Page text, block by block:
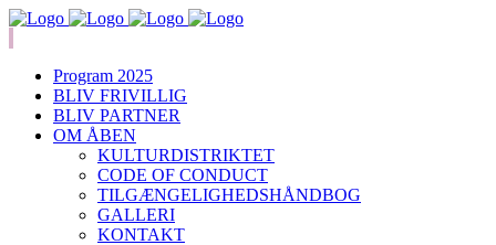
Program 2025
BLIV FRIVILLIG
BLIV PARTNER
OM ÅBEN
KULTURDISTRIKTET
CODE OF CONDUCT
TILGÆNGELIGHEDSHÅNDBOG
GALLERI
KONTAKT